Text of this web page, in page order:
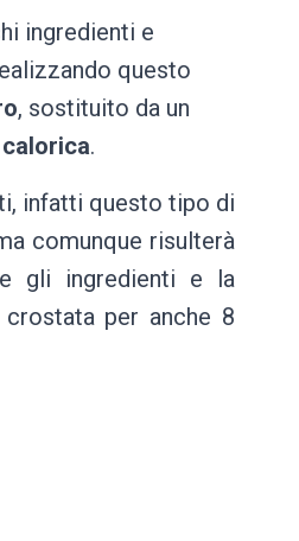
ingredienti e
questo
, sostituito da un
.
infatti questo tipo di
comunque risulterà
gli ingredienti e la
per anche 8